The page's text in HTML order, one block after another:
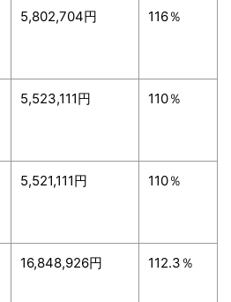
5,802,704円 116％
5,523,111円 110％
5,521,111円 110％
16,848,926円 112.3％